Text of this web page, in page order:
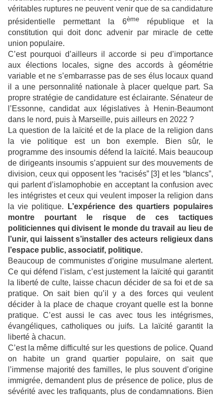
véritables ruptures ne peuvent venir que de sa candidature
présidentielle permettant la 6ème république et la
constitution qui doit donc advenir par miracle de cette
union populaire.
C’est pourquoi d’ailleurs il accorde si peu d’importance
aux élections locales, signe des accords à géométrie
variable et ne s’embarrasse pas de ses élus locaux quand
il a une personnalité nationale à placer quelque part. Sa
propre stratégie de candidature est éclairante. Sénateur de
l’Essonne, candidat aux législatives à Henin-Beaumont
dans le nord, puis à Marseille, puis ailleurs en 2022 ?
La question de la laïcité et de la place de la religion dans
la vie politique est un bon exemple. Bien sûr, le
programme des insoumis défend la laïcité. Mais beaucoup
de dirigeants insoumis s’appuient sur des mouvements de
division, ceux qui opposent les “racisés” [3] et les “blancs”,
qui parlent d’islamophobie en acceptant la confusion avec
les intégristes et ceux qui veulent imposer la religion dans
la vie politique.
L’expérience des quartiers populaires
montre pourtant le risque de ces tactiques
politiciennes qui divisent le monde du travail au lieu de
l’unir, qui laissent s’installer des acteurs religieux dans
l’espace public, associatif, politique.
Beaucoup de communistes d’origine musulmane alertent.
Ce qui défend l’islam, c’est justement la laïcité qui garantit
la liberté de culte, laisse chacun décider de sa foi et de sa
pratique. On sait bien qu’il y a des forces qui veulent
décider à la place de chaque croyant quelle est la bonne
pratique. C’est aussi le cas avec tous les intégrismes,
évangéliques, catholiques ou juifs. La laïcité garantit la
liberté à chacun.
C’est la même difficulté sur les questions de police. Quand
on habite un grand quartier populaire, on sait que
l’immense majorité des familles, le plus souvent d’origine
immigrée, demandent plus de présence de police, plus de
sévérité avec les trafiquants, plus de condamnations. Bien